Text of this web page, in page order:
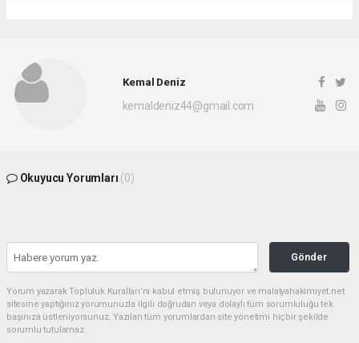
Kemal Deniz
kemaldeniz44@gmail.com
Okuyucu Yorumları (0)
Gönder
Yorum yazarak Topluluk Kuralları’nı kabul etmiş bulunuyor ve malatyahakimiyet.net
sitesine yaptığınız yorumunuzla ilgili doğrudan veya dolaylı tüm sorumluluğu tek
başınıza üstleniyorsunuz. Yazılan tüm yorumlardan site yönetimi hiçbir şekilde
sorumlu tutulamaz.